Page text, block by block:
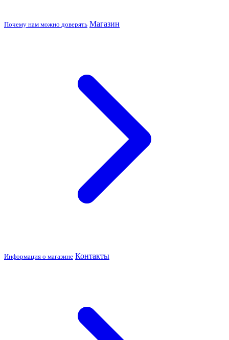
Почему нам можно доверять Магазин
Информация о магазине Контакты